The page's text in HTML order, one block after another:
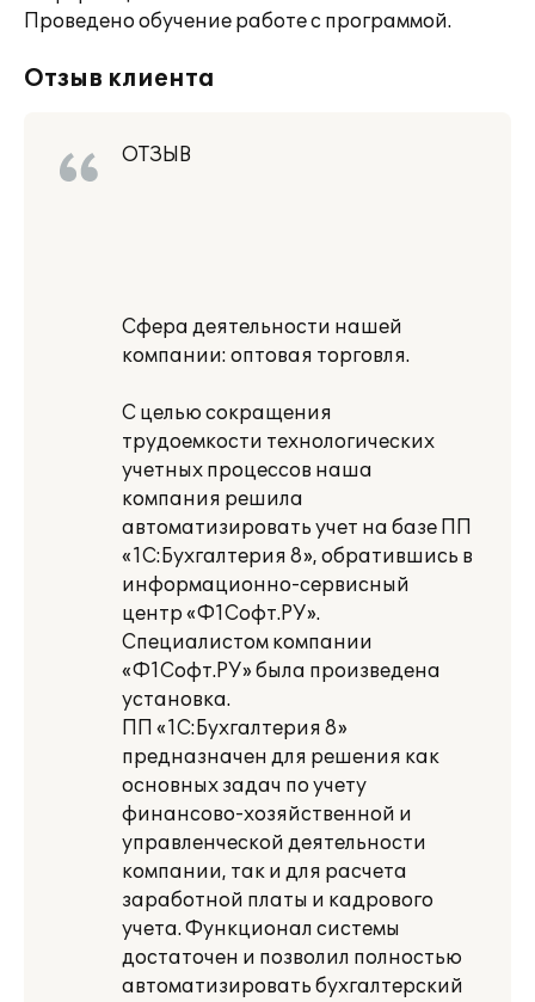
Проведено обучение работе с программой.
Отзыв клиента
ОТЗЫВ
Сфера деятельности нашей
компании: оптовая торговля.
С целью сокращения
трудоемкости технологических
учетных процессов наша
компания решила
автоматизировать учет на базе ПП
«1С:Бухгалтерия 8», обратившись в
информационно-сервисный
центр «Ф1Софт.РУ».
Специалистом компании
«Ф1Софт.РУ» была произведена
установка.
ПП «1С:Бухгалтерия 8»
предназначен для решения как
основных задач по учету
финансово-хозяйственной и
управленческой деятельности
компании, так и для расчета
заработной платы и кадрового
учета. Функционал системы
достаточен и позволил полностью
автоматизировать бухгалтерский